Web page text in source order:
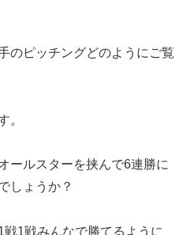
のピッチングどのようにご覧
。
ールスターを挟んで6連勝に
しょうか？
戦1戦みんなで勝てるように